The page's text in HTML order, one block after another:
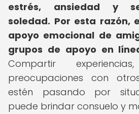
estrés, ansiedad y
soledad. Por esta razón,
apoyo emocional de
grupos de apoyo en
Compartir
preocupaciones con
estén pasando por
puede brindar consuelo y